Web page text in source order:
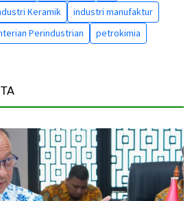
Keramik
industri manufaktur
Perindustrian
petrokimia